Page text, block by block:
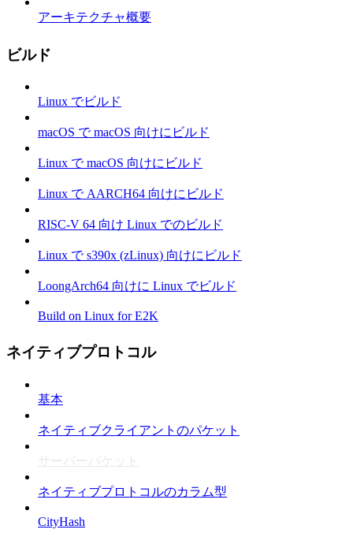
アーキテクチャ概要
ビルド
Linux でビルド
macOS で macOS 向けにビルド
Linux で macOS 向けにビルド
Linux で AARCH64 向けにビルド
RISC-V 64 向け Linux でのビルド
Linux で s390x (zLinux) 向けにビルド
LoongArch64 向けに Linux でビルド
Build on Linux for E2K
ネイティブプロトコル
基本
ネイティブクライアントのパケット
サーバーパケット
ネイティブプロトコルのカラム型
CityHash